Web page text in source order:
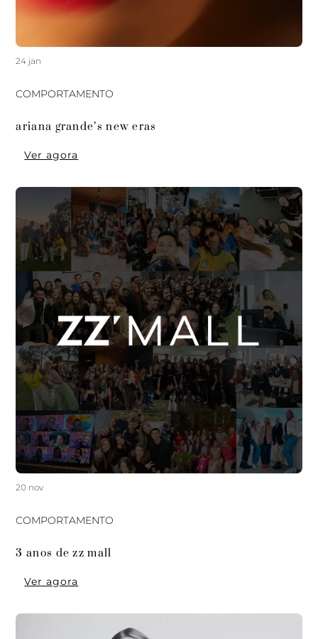
24 jan
COMPORTAMENTO
ariana grande’s new eras
Ver agora
20 nov
COMPORTAMENTO
3 anos de zz mall
Ver agora